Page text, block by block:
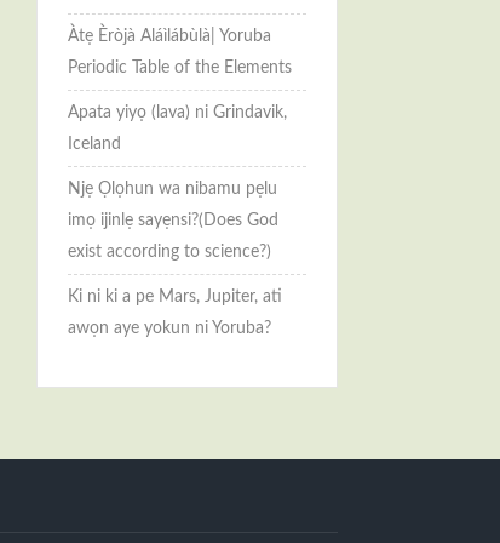
Àtẹ Èròjà Aláìlábùlà| Yoruba
Periodic Table of the Elements
Apata yiyọ (lava) ni Grindavik,
Iceland
Njẹ Ọlọhun wa nibamu pẹlu
imọ ijinlẹ sayẹnsi?(Does God
exist according to science?)
Ki ni ki a pe Mars, Jupiter, ati
awọn aye yokun ni Yoruba?